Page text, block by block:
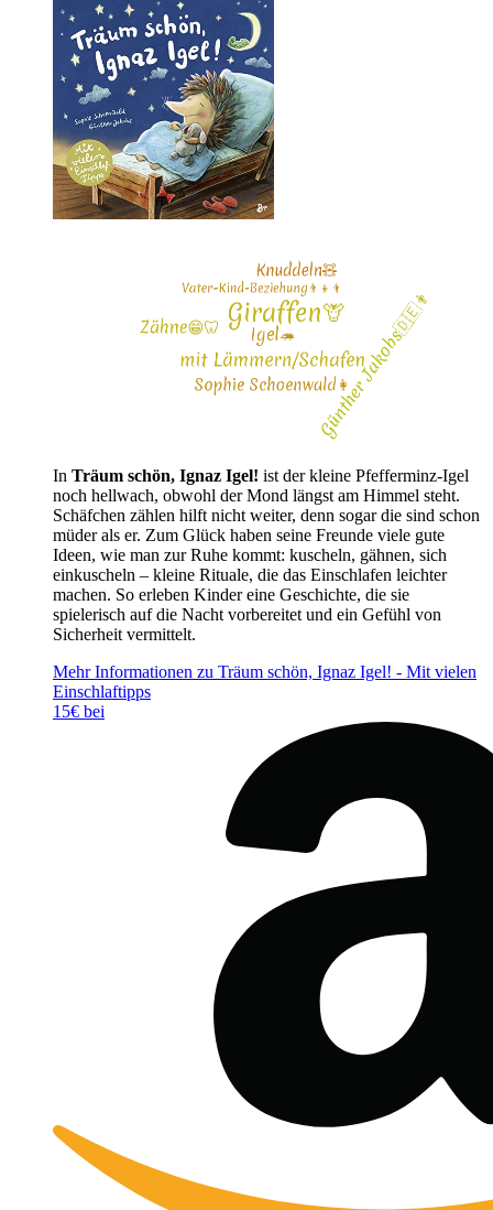
In Träum schön, Ignaz Igel! ist der kleine Pfefferminz-Igel
noch hellwach, obwohl der Mond längst am Himmel steht.
Schäfchen zählen hilft nicht weiter, denn sogar die sind schon
müder als er. Zum Glück haben seine Freunde viele gute
Ideen, wie man zur Ruhe kommt: kuscheln, gähnen, sich
einkuscheln – kleine Rituale, die das Einschlafen leichter
machen. So erleben Kinder eine Geschichte, die sie
spielerisch auf die Nacht vorbereitet und ein Gefühl von
Sicherheit vermittelt.
Mehr Informationen zu Träum schön, Ignaz Igel! - Mit vielen
Einschlaftipps
15€ bei